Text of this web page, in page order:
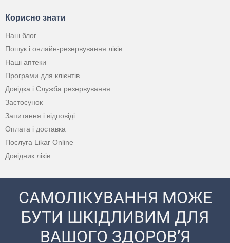
Корисно знати
Наш блог
Пошук і онлайн-резервування ліків
Наші аптеки
Програми для клієнтів
Довідка і Служба резервування
Застосунок
Запитання і відповіді
Оплата і доставка
Послуга Likar Online
Довідник ліків
САМОЛІКУВАННЯ МОЖЕ
БУТИ ШКІДЛИВИМ ДЛЯ
ВАШОГО ЗДОРОВ’Я